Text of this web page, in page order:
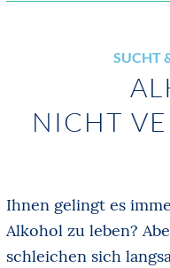
SUCHT
NICHT
Ihnen gelingt es
Alkohol zu leben?
schleichen sich